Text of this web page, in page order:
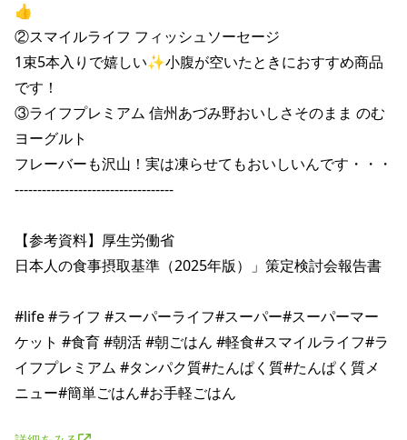
👍
②スマイルライフ フィッシュソーセージ
1束5本入りで嬉しい✨小腹が空いたときにおすすめ商品
です！
③ライフプレミアム 信州あづみ野おいしさそのまま のむ
ヨーグルト
フレーバーも沢山！実は凍らせてもおいしいんです・・・
-----------------------------------
【参考資料】厚生労働省
日本人の食事摂取基準（2025年版）」策定検討会報告書
#life #ライフ #スーパーライフ#スーパー#スーパーマー
ケット #食育 #朝活 #朝ごはん #軽食#スマイルライフ#ラ
イフプレミアム #タンパク質#たんぱく質#たんぱく質メ